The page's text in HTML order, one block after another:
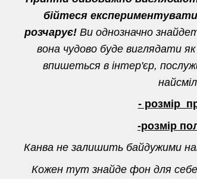
бійтеся
розчарує! Ви однозначно
вона чудово буде виглядати
впишеться в інтер'єр,
- розмір
-розмір
Канва не залишить байдужими
Кожен тут знайде фон для